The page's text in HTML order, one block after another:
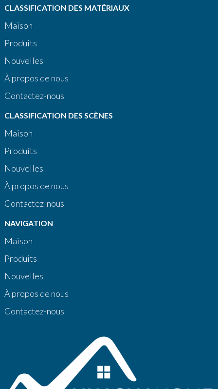
CLASSIFICATION DES MATÉRIAUX
Maison
Produits
Nouvelles
À propos de nous
Contactez-nous
CLASSIFICATION DES SCÈNES
Maison
Produits
Nouvelles
À propos de nous
Contactez-nous
NAVIGATION
Maison
Produits
Nouvelles
À propos de nous
Contactez-nous